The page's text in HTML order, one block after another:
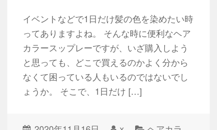
イベントなどで1日だけ髪の色を染めたい時
ってありますよね。 そんな時に便利なヘア
カラースップレーですが、いざ購入しよう
と思っても、どこで買えるのかよく分から
なくて困っている人もいるのではないでし
ょうか。 そこで、1日だけ […]